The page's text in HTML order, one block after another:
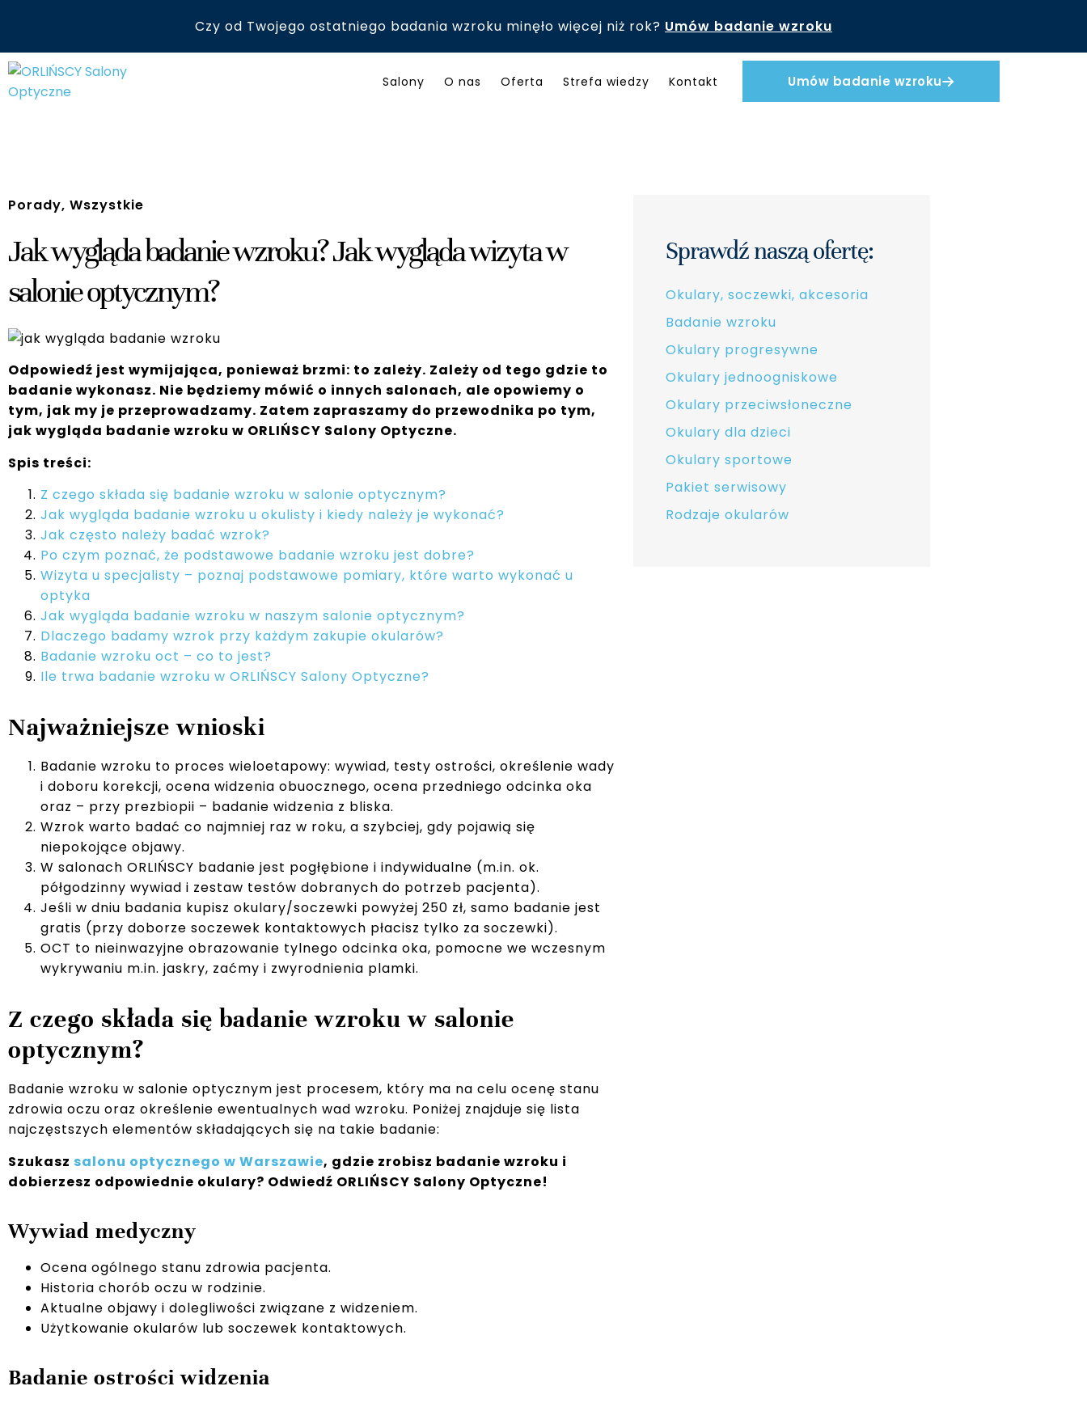
Czy od Twojego ostatniego badania wzroku minęło więcej niż rok? Umów badanie wzroku
Salony O nas Oferta Strefa wiedzy Kontakt Umów badanie wzroku
Porady, Wszystkie
Jak wygląda badanie wzroku? Jak wygląda wizyta w
salonie optycznym?
Odpowiedź jest wymijająca, ponieważ brzmi: to zależy. Zależy od tego gdzie to
badanie wykonasz. Nie będziemy mówić o innych salonach, ale opowiemy o
tym, jak my je przeprowadzamy. Zatem zapraszamy do przewodnika po tym,
jak wygląda badanie wzroku w ORLIŃSCY Salony Optyczne.
Spis treści:
Z czego składa się badanie wzroku w salonie optycznym?
Jak wygląda badanie wzroku u okulisty i kiedy należy je wykonać?
Jak często należy badać wzrok?
Po czym poznać, że podstawowe badanie wzroku jest dobre?
Wizyta u specjalisty – poznaj podstawowe pomiary, które warto wykonać u
optyka
Jak wygląda badanie wzroku w naszym salonie optycznym?
Dlaczego badamy wzrok przy każdym zakupie okularów?
Badanie wzroku oct – co to jest?
Ile trwa badanie wzroku w ORLIŃSCY Salony Optyczne?
Najważniejsze wnioski
Badanie wzroku to proces wieloetapowy: wywiad, testy ostrości, określenie wady
i doboru korekcji, ocena widzenia obuocznego, ocena przedniego odcinka oka
oraz – przy prezbiopii – badanie widzenia z bliska.
Wzrok warto badać co najmniej raz w roku, a szybciej, gdy pojawią się
niepokojące objawy.
W salonach ORLIŃSCY badanie jest pogłębione i indywidualne (m.in. ok.
półgodzinny wywiad i zestaw testów dobranych do potrzeb pacjenta).
Jeśli w dniu badania kupisz okulary/soczewki powyżej 250 zł, samo badanie jest
gratis (przy doborze soczewek kontaktowych płacisz tylko za soczewki).
OCT to nieinwazyjne obrazowanie tylnego odcinka oka, pomocne we wczesnym
wykrywaniu m.in. jaskry, zaćmy i zwyrodnienia plamki.
Z czego składa się badanie wzroku w salonie
optycznym?
Badanie wzroku w salonie optycznym jest procesem, który ma na celu ocenę stanu
zdrowia oczu oraz określenie ewentualnych wad wzroku. Poniżej znajduje się lista
najczęstszych elementów składających się na takie badanie:
Szukasz salonu optycznego w Warszawie, gdzie zrobisz badanie wzroku i
dobierzesz odpowiednie okulary? Odwiedź ORLIŃSCY Salony Optyczne!
Wywiad medyczny
Ocena ogólnego stanu zdrowia pacjenta.
Historia chorób oczu w rodzinie.
Aktualne objawy i dolegliwości związane z widzeniem.
Użytkowanie okularów lub soczewek kontaktowych.
Badanie ostrości widzenia
Sprawdź naszą ofertę:
Okulary, soczewki, akcesoria
Badanie wzroku
Okulary progresywne
Okulary jednoogniskowe
Okulary przeciwsłoneczne
Okulary dla dzieci
Okulary sportowe
Pakiet serwisowy
Rodzaje okularów